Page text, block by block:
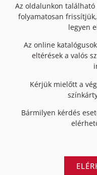
Az oldalunkon
folyamatosan
legyen
Az online
eltérések a valós
Kérjük mielőtt a
Bármilyen kérdés